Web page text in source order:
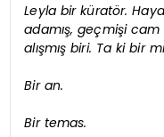
Leyla bir küratör.
adamış, geçmişi
alışmış biri. Ta ki bir
Bir an.
Bir temas.